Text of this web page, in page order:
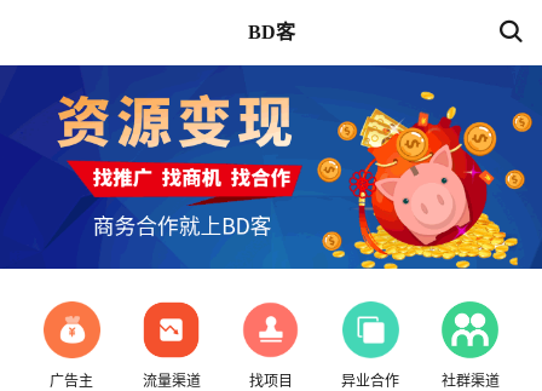
BD客
广告主 流量渠道 找项目 异业合作 社群渠道